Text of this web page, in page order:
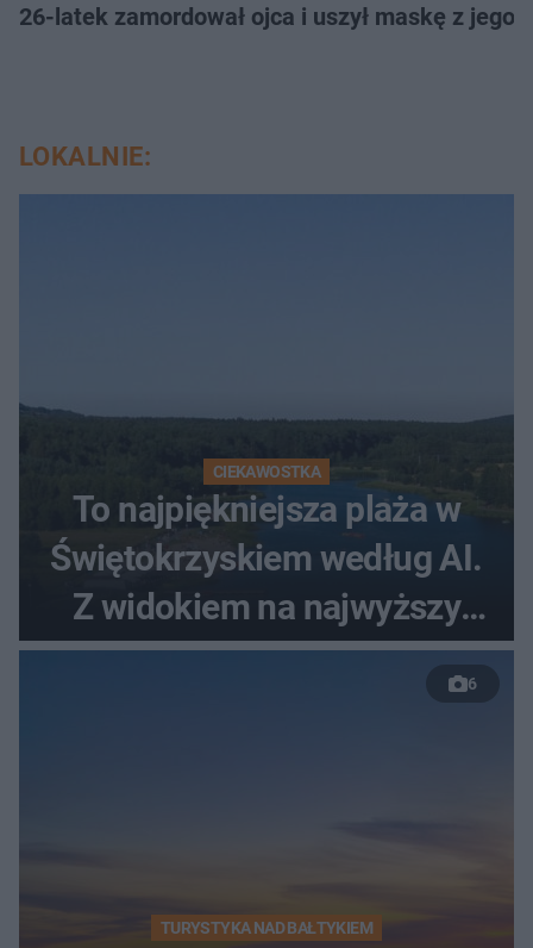
26-latek zamordował ojca i uszył maskę z
LOKALNIE:
CIEKAWOSTKA
To najpiękniejsza plaża w
Świętokrzyskiem według AI.
Z widokiem na najwyższy
szczyt Gór Świętokrzyskich
6
TURYSTYKA NAD BAŁTYKIEM